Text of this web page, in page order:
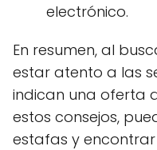
electrónico.
En resumen, al
estar atento a las
indican una oferta
estos consejos,
estafas y